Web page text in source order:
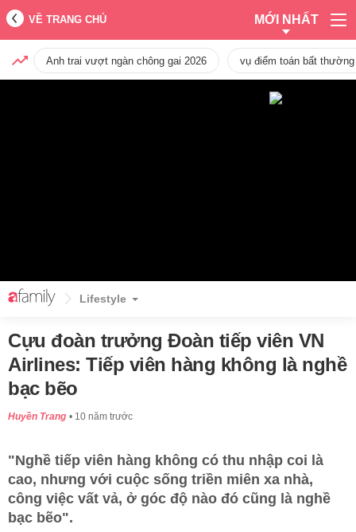
VỀ TRANG CHỦ MỚI NHẤT
Anh trai vượt ngàn chông gai 2026 vụ điểm toán bất
Lifestyle
Cựu đoàn trưởng Đoàn tiếp viên VN
Airlines: Tiếp viên hàng không là nghề
bạc bẽo
Huyền Trang 10 năm trước
"Nghề tiếp viên hàng không có thu nhập coi là
cao, nhưng với cuộc sống triền miên xa nhà,
công việc vất vả, ở góc độ nào đó cũng là nghề
bạc bẽo".